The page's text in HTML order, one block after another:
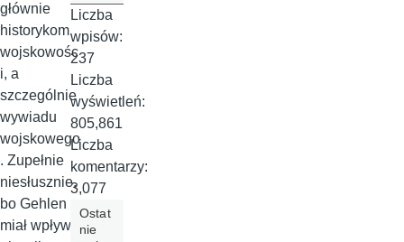
głównie
historykom
wojskowośc
i, a
szczególnie
wywiadu
wojskowego
. Zupełnie
niesłusznie,
bo Gehlen
miał wpływ
Liczba
wpisów:
237
Liczba
wyświetleń:
805,861
Liczba
komentarzy:
3,077
Ostat
nie